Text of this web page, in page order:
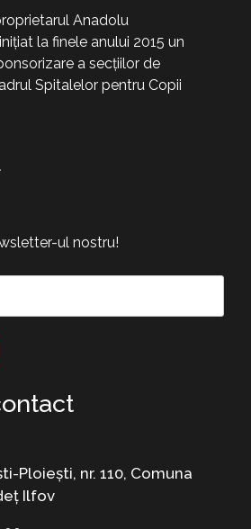
Anadolu
la finele anului 2015 un
a secțiilor de
Spitalelor pentru Copii
ul nostru!
Ploiești, nr. 110, Comuna
Ilfov